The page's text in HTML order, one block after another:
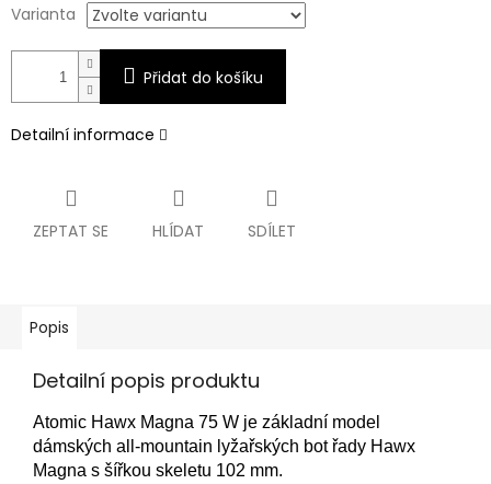
Varianta
Přidat do košíku
Detailní informace
ZEPTAT SE HLÍDAT SDÍLET
Popis
Detailní popis produktu
Atomic Hawx Magna 75 W je základní model
dámských all‑mountain lyžařských bot řady Hawx
Magna s šířkou skeletu 102 mm.